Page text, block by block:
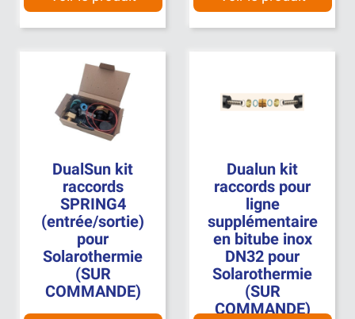
DualSun kit
raccords
SPRING4
(entrée/sortie)
pour
Solarothermie
(SUR
COMMANDE)
Dualun kit
raccords pour
ligne
supplémentaire
en bitube inox
DN32 pour
Solarothermie
(SUR
COMMANDE)